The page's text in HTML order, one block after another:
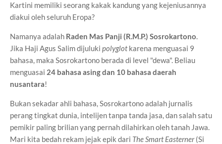
Kartini memiliki seorang kakak kandung yang kejeniusannya
diakui oleh seluruh Eropa?
Namanya adalah Raden Mas Panji (R.M.P.) Sosrokartono.
Jika Haji Agus Salim dijuluki polyglot karena menguasai 9
bahasa, maka Sosrokartono berada di level "dewa". Beliau
menguasai 24 bahasa asing dan 10 bahasa daerah
nusantara!
Bukan sekadar ahli bahasa, Sosrokartono adalah jurnalis
perang tingkat dunia, intelijen tanpa tanda jasa, dan salah satu
pemikir paling brilian yang pernah dilahirkan oleh tanah Jawa.
Mari kita bedah rekam jejak epik dari The Smart Easterner(Si